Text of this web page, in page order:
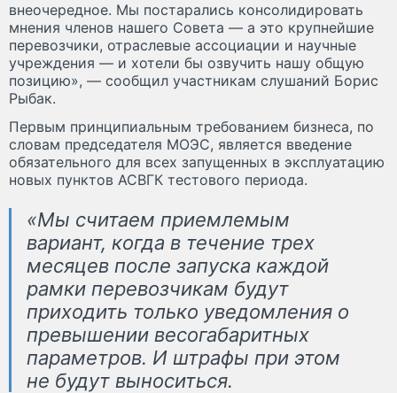
внеочередное. Мы постарались консолидировать
мнения членов нашего Совета — а это крупнейшие
перевозчики, отраслевые ассоциации и научные
учреждения — и хотели бы озвучить нашу общую
позицию», — сообщил участникам слушаний Борис
Рыбак.
Первым принципиальным требованием бизнеса, по
словам председателя МОЭС, является введение
обязательного для всех запущенных в эксплуатацию
новых пунктов АСВГК тестового периода.
«Мы считаем приемлемым
вариант, когда в течение трех
месяцев после запуска каждой
рамки перевозчикам будут
приходить только уведомления о
превышении весогабаритных
параметров. И штрафы при этом
не будут выноситься.